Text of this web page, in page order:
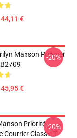
€
Manson Pullover
€
-20%
Priorité
Courrier Classic T-
-20%